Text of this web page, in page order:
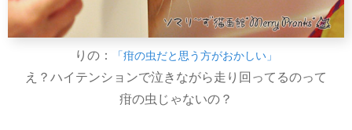
りの： 「疳の虫だと思う方がおかしい」
え？ハイテンションで泣きながら走り回ってるのって
疳の虫じゃないの？